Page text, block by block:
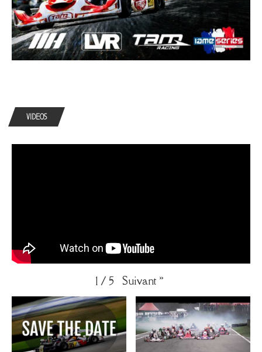
VIDEOS
1 / 5 Suivant »